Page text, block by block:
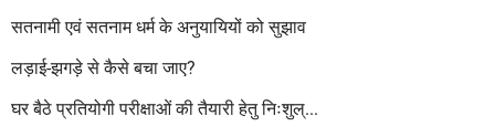
सतनामी एवं सतनाम धर्म के अनुयायियों को सुझाव
लड़ाई-झगड़े से कैसे बचा जाए?
घर बैठे प्रतियोगी परीक्षाओं की तैयारी हेतु निःशुल्...